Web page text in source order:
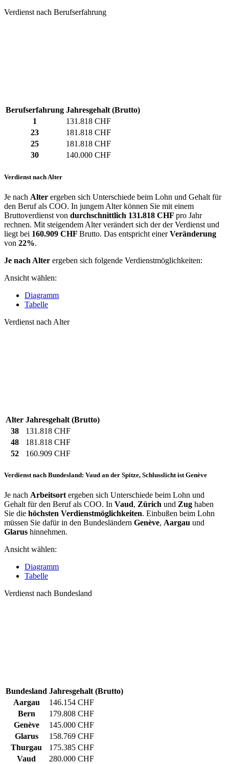
Verdienst nach Berufserfahrung
Berufserfahrung Jahresgehalt (Brutto)
1
131.818 CHF
23
181.818 CHF
25
181.818 CHF
30
140.000 CHF
Verdienst nach Alter
Je nach Alter ergeben sich Unterschiede beim Lohn und Gehalt für
den Beruf als COO. In jungem Alter können Sie mit einem
Bruttoverdienst von durchschnittlich 131.818 CHF pro Jahr
rechnen. Mit steigendem Alter verändert sich der der Verdienst und
liegt bei 160.909 CHF Brutto. Das entspricht einerVeränderung
von 22%.
Je nach Alter ergeben sich folgende Verdienstmöglichkeiten:
Ansicht wählen:
Diagramm
Tabelle
Verdienst nach Alter
Alter Jahresgehalt (Brutto)
38
131.818 CHF
48
181.818 CHF
52
160.909 CHF
Verdienst nach Bundesland: Vaud an der Spitze, Schlusslicht ist Genève
Je nach Arbeitsort ergeben sich Unterschiede beim Lohn und
Gehalt für den Beruf als COO. In Vaud, Zürich und Zug haben
Sie die höchsten Verdienstmöglichkeiten. Einbußen beim Lohn
müssen Sie dafür in den Bundesländern Genève, Aargau und
Glarus hinnehmen.
Ansicht wählen:
Diagramm
Tabelle
Verdienst nach Bundesland
Bundesland Jahresgehalt (Brutto)
Aargau
146.154 CHF
Bern
179.808 CHF
Genève
145.000 CHF
Glarus
158.769 CHF
Thurgau
175.385 CHF
Vaud
280.000 CHF